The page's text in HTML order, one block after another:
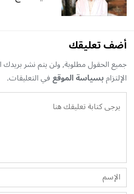
أضف تعليقك
جميع الحقول مطلوبة, ولن يتم نشر بريدك
الإلتزامبسياسة الموقعفي التعليقات.